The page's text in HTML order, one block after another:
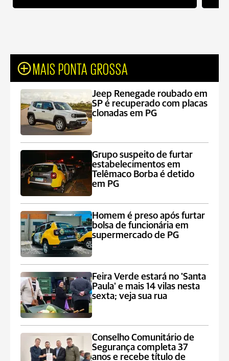
MAIS PONTA GROSSA
Jeep Renegade roubado em
SP é recuperado com placas
clonadas em PG
Grupo suspeito de furtar
estabelecimentos em
Telêmaco Borba é detido
em PG
Homem é preso após furtar
bolsa de funcionária em
supermercado de PG
Feira Verde estará no 'Santa
Paula' e mais 14 vilas nesta
sexta; veja sua rua
Conselho Comunitário de
Segurança completa 37
anos e recebe título de